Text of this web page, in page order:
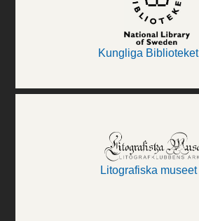
Kungliga Biblioteket
Litografiska museet